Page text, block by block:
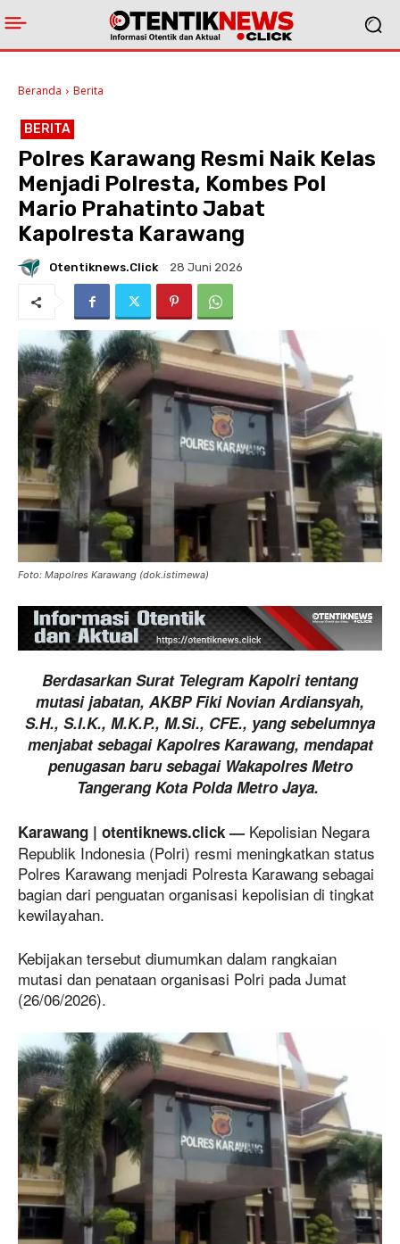
Beranda Berita
BERITA
Polres Karawang Resmi Naik Kelas
Menjadi Polresta, Kombes Pol
Mario Prahatinto Jabat
Kapolresta Karawang
Otentiknews.click 28 Juni 2026
Foto: Mapolres Karawang (dok.istimewa)
Berdasarkan Surat Telegram Kapolri tentang
mutasi jabatan, AKBP Fiki Novian Ardiansyah,
S.H., S.I.K., M.K.P., M.Si., CFE., yang sebelumnya
menjabat sebagai Kapolres Karawang, mendapat
penugasan baru sebagai Wakapolres Metro
Tangerang Kota Polda Metro Jaya.
Karawang | otentiknews.click — Kepolisian Negara
Republik Indonesia (Polri) resmi meningkatkan status
Polres Karawang menjadi Polresta Karawang sebagai
bagian dari penguatan organisasi kepolisian di tingkat
kewilayahan.
Kebijakan tersebut diumumkan dalam rangkaian
mutasi dan penataan organisasi Polri pada Jumat
(26/06/2026).